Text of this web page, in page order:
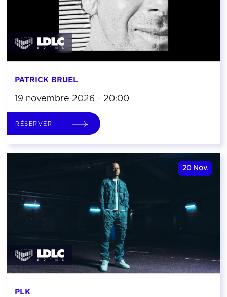
PATRICK BRUEL
19 novembre 2026 - 20:00
RÉSERVER
20 Nov.
PLK